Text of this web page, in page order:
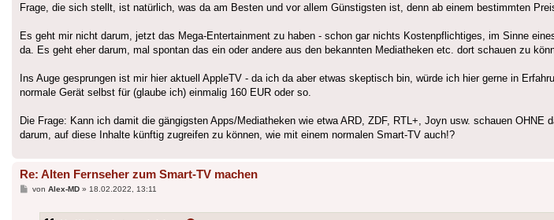
Frage, die sich stellt, ist natürlich, was da am Besten und vor allem Günstigsten ist, denn ab einem bestimmten
Es geht mir nicht darum, jetzt das Mega-Entertainment zu haben - schon gar nichts Kostenpflichtiges, im Sinne
da. Es geht eher darum, mal spontan das ein oder andere aus den bekannten Mediatheken etc. dort schauen zu
Ins Auge gesprungen ist mir hier aktuell AppleTV - da ich da aber etwas skeptisch bin, würde ich hier gerne in
normale Gerät selbst für (glaube ich) einmalig 160 EUR oder so.
Die Frage: Kann ich damit die gängigsten Apps/Mediatheken wie etwa ARD, ZDF, RTL+, Joyn usw. schauen
darum, auf diese Inhalte künftig zugreifen zu können, wie mit einem normalen Smart-TV auch!?
Re: Alten Fernseher zum Smart-TV machen
Beitrag
von Alex-MD» 18.02.2022, 13:11